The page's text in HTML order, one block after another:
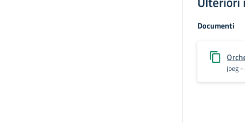
Documenti
jpeg